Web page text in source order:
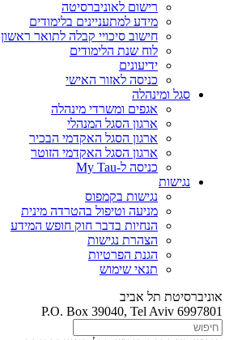
רישום לאוניברסיטה
מידע למתעניינים בלימודים
חישוב סיכויי קבלה לתואר ראשון
לוח שנת הלימודים
ידיעונים
כניסה לאזור האישי
סגל ומינהלה
אגפים ומשרדי מינהלה
ארגון הסגל המנהלי
ארגון הסגל האקדמי הבכיר
ארגון הסגל האקדמי הזוטר
כניסה ל-My Tau
נגישות
נגישות בקמפוס
מניעה וטיפול בהטרדה מינית
הנחיות בדבר חוק חופש המידע
הצהרת נגישות
הגנת הפרטיות
תנאי שימוש
אוניברסיטת תל אביב
P.O. Box 39040, Tel Aviv 6997801